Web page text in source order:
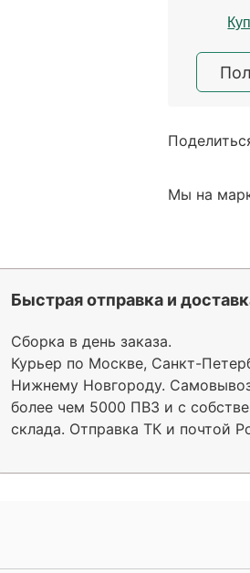
Мы на
Быстрая отправка и
Сборка в день заказа.
Курьер по Москве, Санкт-
Нижнему Новгороду.
более чем 5000 ПВЗ и с
склада. Отправка ТК и почтой